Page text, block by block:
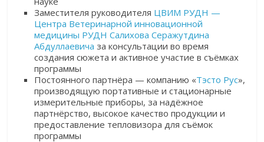
Заместителя руководителя ЦВИМ РУДН —
Центра Ветеринарной инновационной
медицины РУДНСалихова Серажутдина
Абдуллаевича за консультации во время
создания сюжета и активное участие в съёмках
программы
Постоянного партнёра — компанию «Тэсто Рус»,
производящую портативные и стационарные
измерительные приборы, за надёжное
партнёрство, высокое качество продукции и
предоставление тепловизора для съёмок
программы